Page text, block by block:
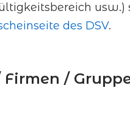
des DSV.
/